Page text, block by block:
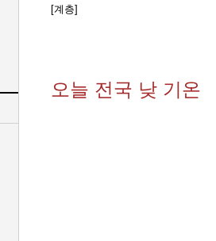
[계층]
오늘 전국 낮 기온